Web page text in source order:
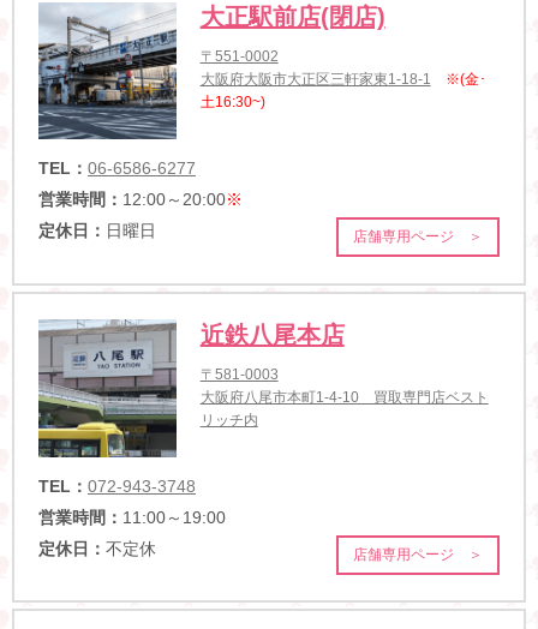
大正駅前店(閉店)
〒551-0002
大阪府大阪市大正区三軒家東1-18-1
※(金･
土16:30~)
TEL： 06-6586-6277
営業時間： 12:00～20:00※
定休日： 日曜日 店舗専用ページ ＞
近鉄八尾本店
〒581-0003
大阪府八尾市本町1-4-10 買取専門店ベスト
リッチ内
TEL： 072-943-3748
営業時間： 11:00～19:00
定休日： 不定休 店舗専用ページ ＞